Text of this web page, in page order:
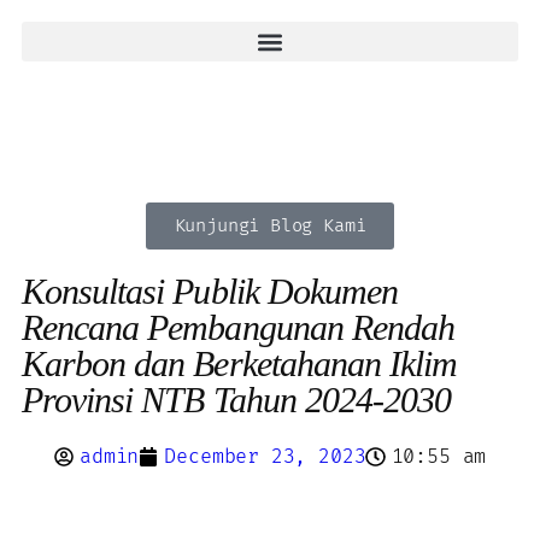
Kunjungi Blog Kami
Konsultasi Publik Dokumen
Rencana Pembangunan Rendah
Karbon dan Berketahanan Iklim
Provinsi NTB Tahun 2024-2030
admin December 23, 2023 10:55 am